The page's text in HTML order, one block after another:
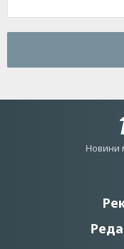
Новини